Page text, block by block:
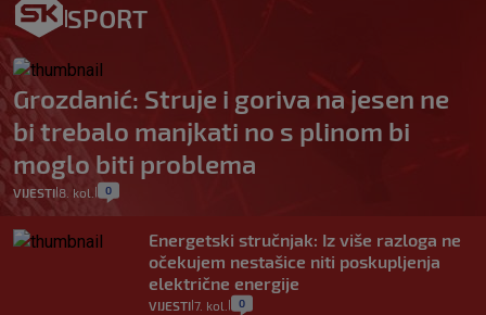
SPORT
Grozdanić: Struje i goriva na jesen ne
bi trebalo manjkati no s plinom bi
moglo biti problema
VIJESTI| 8. kol. 0
Energetski stručnjak: Iz više razloga ne
očekujem nestašice niti poskupljenja
električne energije
VIJESTI 7. kol. 0